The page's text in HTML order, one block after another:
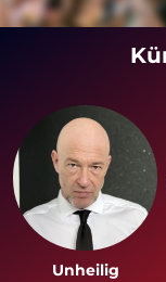
Unheilig